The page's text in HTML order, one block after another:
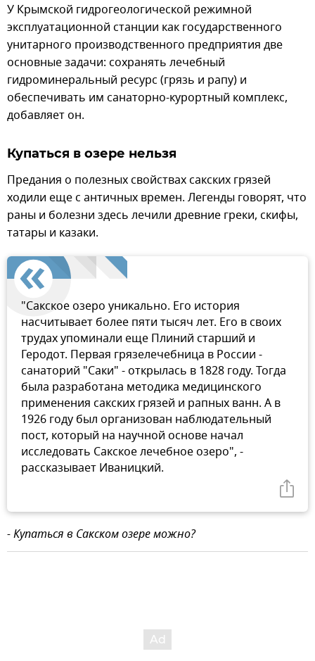
У Крымской гидрогеологической режимной
эксплуатационной станции как государственного
унитарного производственного предприятия две
основные задачи: сохранять лечебный
гидроминеральный ресурс (грязь и рапу) и
обеспечивать им санаторно-курортный комплекс,
добавляет он.
Купаться в озере нельзя
Предания о полезных свойствах сакских грязей
ходили еще с античных времен. Легенды говорят, что
раны и болезни здесь лечили древние греки, скифы,
татары и казаки.
"Сакское озеро уникально. Его история
насчитывает более пяти тысяч лет. Его в своих
трудах упоминали еще Плиний старший и
Геродот. Первая грязелечебница в России -
санаторий "Саки" - открылась в 1828 году. Тогда
была разработана методика медицинского
применения сакских грязей и рапных ванн. А в
1926 году был организован наблюдательный
пост, который на научной основе начал
исследовать Сакское лечебное озеро", -
рассказывает Иваницкий.
- Купаться в Сакском озере можно?